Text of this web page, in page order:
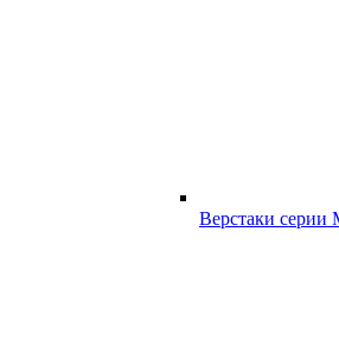
Верстаки серии